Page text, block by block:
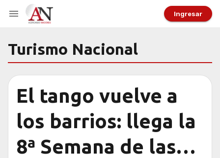
Ingresar
Turismo Nacional
El tango vuelve a
los barrios: llega la
8ª Semana de las